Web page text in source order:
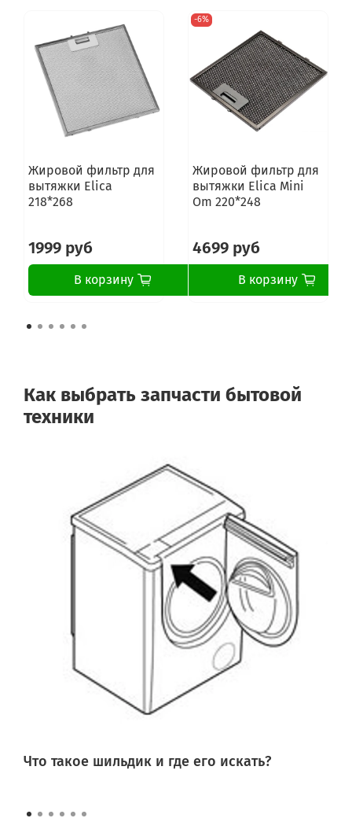
Жировой фильтр для
вытяжки Elica
218*268
1999 руб
В корзину
-6%
Жировой фильтр для
вытяжки Elica Mini
Om 220*248
4699 руб
В корзину
Как выбрать запчасти бытовой
техники
Что такое шильдик и где его искать?